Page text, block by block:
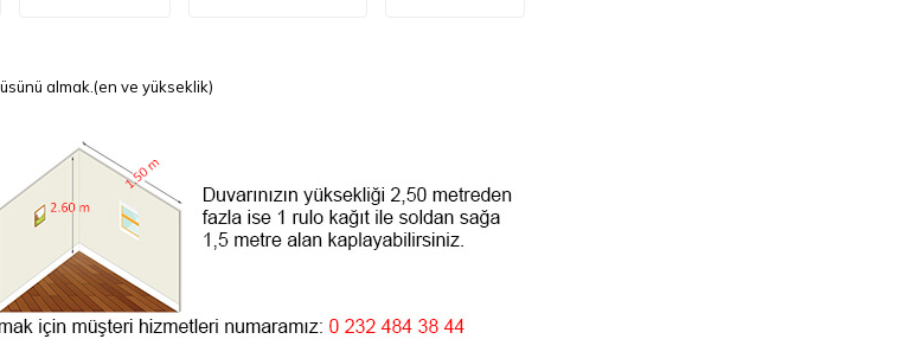
almak.(en ve yükseklik)